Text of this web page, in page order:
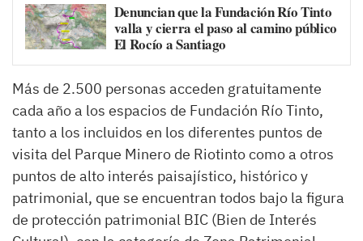
Denuncian que la Fundación Río Tinto
valla y cierra el paso al camino público
El Rocío a Santiago
Más de 2.500 personas acceden gratuitamente
cada año a los espacios de Fundación Río Tinto,
tanto a los incluidos en los diferentes puntos de
visita del Parque Minero de Riotinto como a otros
puntos de alto interés paisajístico, histórico y
patrimonial, que se encuentran todos bajo la figura
de protección patrimonial BIC (Bien de Interés